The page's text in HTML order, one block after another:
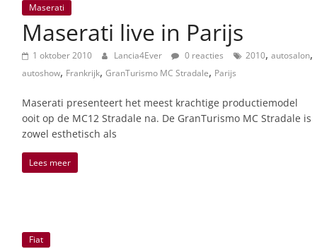
Italiaans
autonieuws
lifestyle
Maserati
Maserati live in Parijs
1 oktober 2010 Lancia4Ever 0 reacties 2010, autosalon,
autoshow, Frankrijk, GranTurismo MC Stradale, Parijs
Maserati presenteert het meest krachtige productiemodel
ooit op de MC12 Stradale na. De GranTurismo MC Stradale is
zowel esthetisch als
Lees meer
Fiat